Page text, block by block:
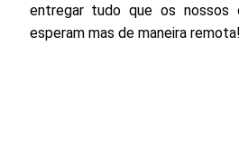
entregar tudo que os nossos
esperam mas de maneira remota!